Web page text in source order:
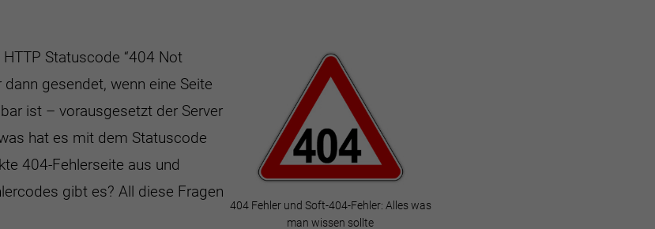
Statuscode “404 Not
gesendet, wenn eine Seite
ist – vorausgesetzt der Server
hat es mit dem Statuscode
404-Fehlerseite aus und
gibt es? All diese Fragen
404 Fehler und Soft-404-Fehler: Alles was
man wissen sollte